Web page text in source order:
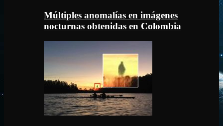
Múltiples anomalías en imágenes
nocturnas obtenidas en Colombia